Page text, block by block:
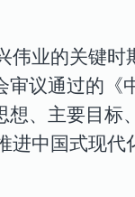
业的关键时
议通过的《
、主要目标
中国式现代